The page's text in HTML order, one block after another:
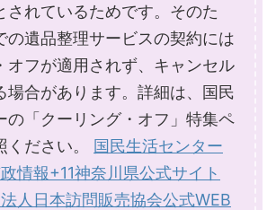
されているためです。そのた
の遺品整理サービスの契約には
オフが適用されず、キャンセル
場合があります。詳細は、国民
の「クーリング・オフ」特集ペ
ください。 国民生活センター
情報+11神奈川県公式サイト
人日本訪問販売協会公式WEB